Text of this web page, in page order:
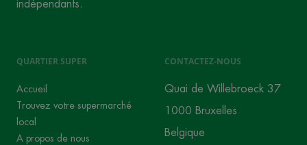
indépendants.
QUARTIER SUPER
Accueil
Trouvez votre supermarché
local
A propos de nous
CONTACTEZ-NOUS
Quai de Willebroeck 37
1000 Bruxelles
Belgique